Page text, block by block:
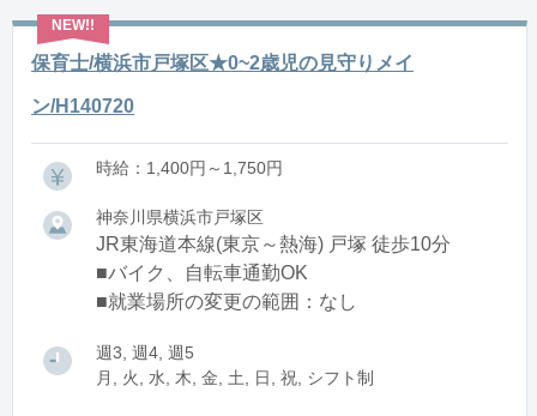
保育士/横浜市戸塚区★0~2歳児の見守りメイ
ン/H140720
時給：1,400円～1,750円
神奈川県横浜市戸塚区
JR東海道本線(東京～熱海) 戸塚 徒歩10分
■バイク、自転車通勤OK
■就業場所の変更の範囲：なし
週3, 週4, 週5
月, 火, 水, 木, 金, 土, 日, 祝, シフト制